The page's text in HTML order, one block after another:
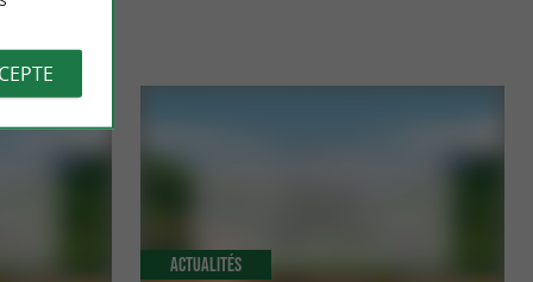
Actualités